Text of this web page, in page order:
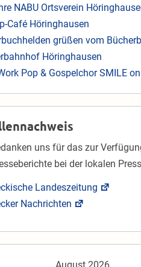
NABU Ortsverein
Café Höringhausen
grüßen vom
Höringhausen
Pop & Gospelchor SMILE
uns für das zur
bei der lokalen
Landeszeitung
Nachrichten